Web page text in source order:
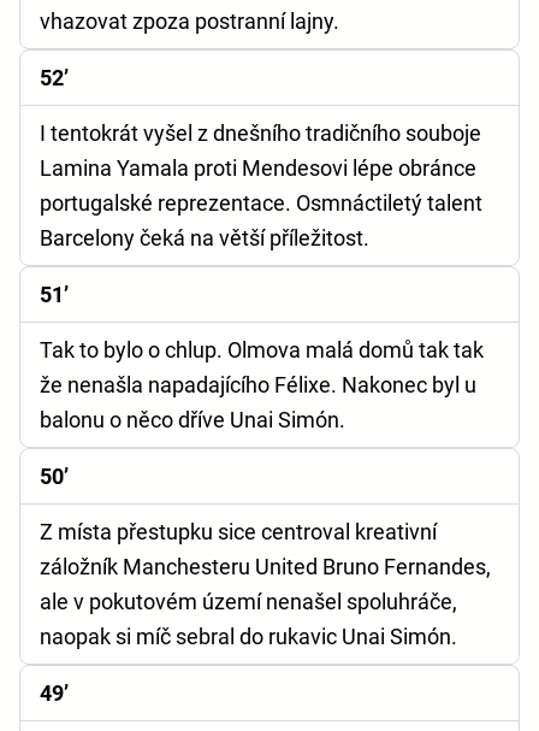
vhazovat zpoza postranní lajny.
52’
I tentokrát vyšel z dnešního tradičního souboje
Lamina Yamala proti Mendesovi lépe obránce
portugalské reprezentace. Osmnáctiletý talent
Barcelony čeká na větší příležitost.
51’
Tak to bylo o chlup. Olmova malá domů tak tak
že nenašla napadajícího Félixe. Nakonec byl u
balonu o něco dříve Unai Simón.
50’
Z místa přestupku sice centroval kreativní
záložník Manchesteru United Bruno Fernandes,
ale v pokutovém území nenašel spoluhráče,
naopak si míč sebral do rukavic Unai Simón.
49’